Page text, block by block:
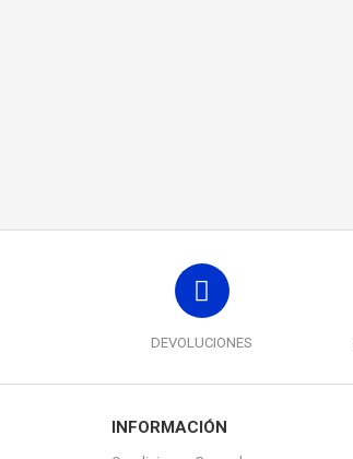
DEVOLUCIONES
INFORMACIÓN